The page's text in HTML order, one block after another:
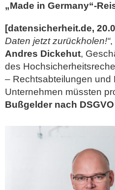
„Made in Germany“-
[datensicherheit.de,
Daten jetzt zurückholen!“,
Andres Dickehut,
des
– Rechtsabteilungen
Unternehmen müssten
Bußgelder nach